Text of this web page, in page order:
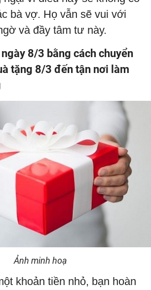
bà vợ. Họ vẫn sẽ vui với
và đầy tâm tư này.
8/3 bằng cách chuyển
tặng 8/3 đến tận nơi làm
Ảnh minh hoạ
khoản tiền nhỏ, bạn hoàn